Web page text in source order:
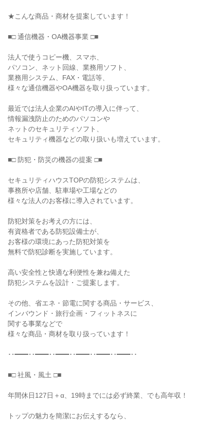
★こんな商品・商材を提案しています！
■□ 通信機器・OA機器事業 □■
法人で使うコピー機、スマホ、
パソコン、ネット回線、業務用ソフト、
業務用システム、FAX・電話等、
様々な通信機器やOA機器を取り扱っています。
最近では法人企業のAIやITの導入に伴って、
情報漏洩防止のためのパソコンや
ネットのセキュリティソフト、
セキュリティ機器などの取り扱いも増えています。
■□ 防犯・防災の機器の提案 □■
セキュリティハウスTOPの防犯システムは、
事務所や店舗、駐車場や工場などの
様々な法人のお客様に導入されています。
防犯対策をお考えの方には、
有資格者である防犯設備士が、
お客様の環境にあった防犯対策を
無料で防犯診断を実施しています。
高い安全性と快適な利便性を兼ね備えた
防犯システムを設計・ご提案します。
その他、省エネ・節電に関する商品・サービス、
インバウンド・旅行企画・フィットネスに
関する事業などで
様々な商品・商材を取り扱っています！
･･━━･･━━･･━━･･━━･･━━･･━━･･
■□ 社風・風土 □■
年間休日127日＋α、19時までには必ず終業、でも高年収！
トップの魅力を簡潔にお伝えするなら、